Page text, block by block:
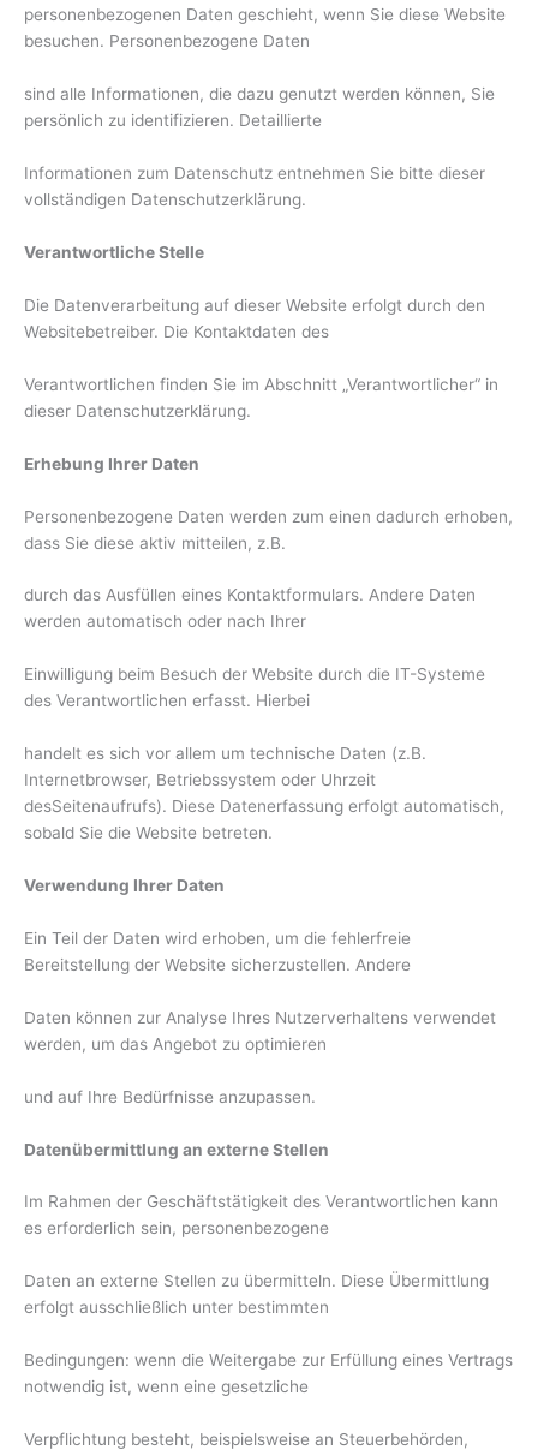
personenbezogenen Daten geschieht, wenn Sie diese Website
besuchen. Personenbezogene Daten
sind alle Informationen, die dazu genutzt werden können, Sie
persönlich zu identifizieren. Detaillierte
Informationen zum Datenschutz entnehmen Sie bitte dieser
vollständigen Datenschutzerklärung.
Verantwortliche Stelle
Die Datenverarbeitung auf dieser Website erfolgt durch den
Websitebetreiber. Die Kontaktdaten des
Verantwortlichen finden Sie im Abschnitt „Verantwortlicher“ in
dieser Datenschutzerklärung.
Erhebung Ihrer Daten
Personenbezogene Daten werden zum einen dadurch erhoben,
dass Sie diese aktiv mitteilen, z.B.
durch das Ausfüllen eines Kontaktformulars. Andere Daten
werden automatisch oder nach Ihrer
Einwilligung beim Besuch der Website durch die IT-Systeme
des Verantwortlichen erfasst. Hierbei
handelt es sich vor allem um technische Daten (z.B.
Internetbrowser, Betriebssystem oder Uhrzeit
desSeitenaufrufs). Diese Datenerfassung erfolgt automatisch,
sobald Sie die Website betreten.
Verwendung Ihrer Daten
Ein Teil der Daten wird erhoben, um die fehlerfreie
Bereitstellung der Website sicherzustellen. Andere
Daten können zur Analyse Ihres Nutzerverhaltens verwendet
werden, um das Angebot zu optimieren
und auf Ihre Bedürfnisse anzupassen.
Datenübermittlung an externe Stellen
Im Rahmen der Geschäftstätigkeit des Verantwortlichen kann
es erforderlich sein, personenbezogene
Daten an externe Stellen zu übermitteln. Diese Übermittlung
erfolgt ausschließlich unter bestimmten
Bedingungen: wenn die Weitergabe zur Erfüllung eines Vertrags
notwendig ist, wenn eine gesetzliche
Verpflichtung besteht, beispielsweise an Steuerbehörden,